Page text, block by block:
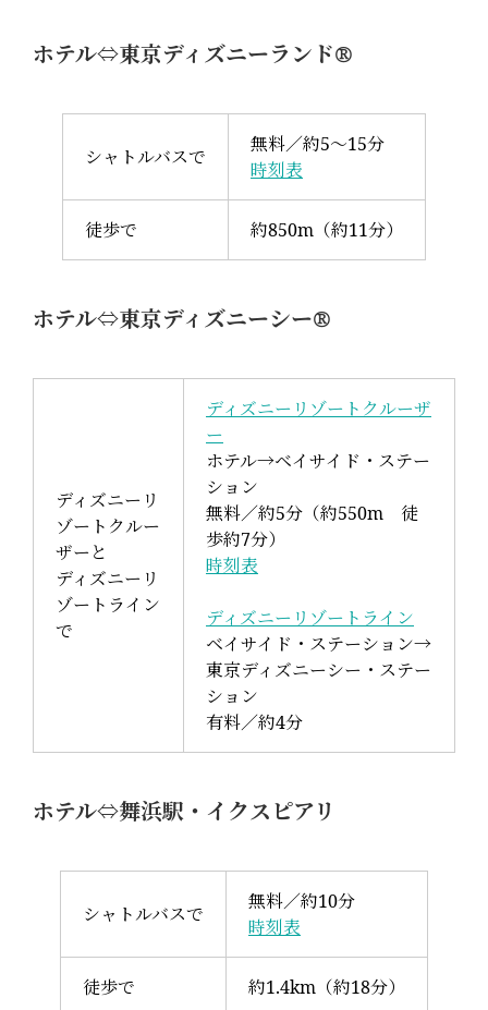
ホテル⇔東京ディズニーランド®
シャトルバスで
無料／約5～15分
時刻表
徒歩で 約850m（約11分）
ホテル⇔東京ディズニーシー®
ディズニーリ
ゾートクルー
ザーと
ディズニーリ
ゾートライン
で
ディズニーリゾートクルーザ
ー
ホテル→ベイサイド・ステー
ション
無料／約5分（約550m 徒
歩約7分）
時刻表
ディズニーリゾートライン
ベイサイド・ステーション→
東京ディズニーシー・ステー
ション
有料／約4分
ホテル⇔舞浜駅・イクスピアリ
シャトルバスで
無料／約10分
時刻表
徒歩で 約1.4km（約18分）